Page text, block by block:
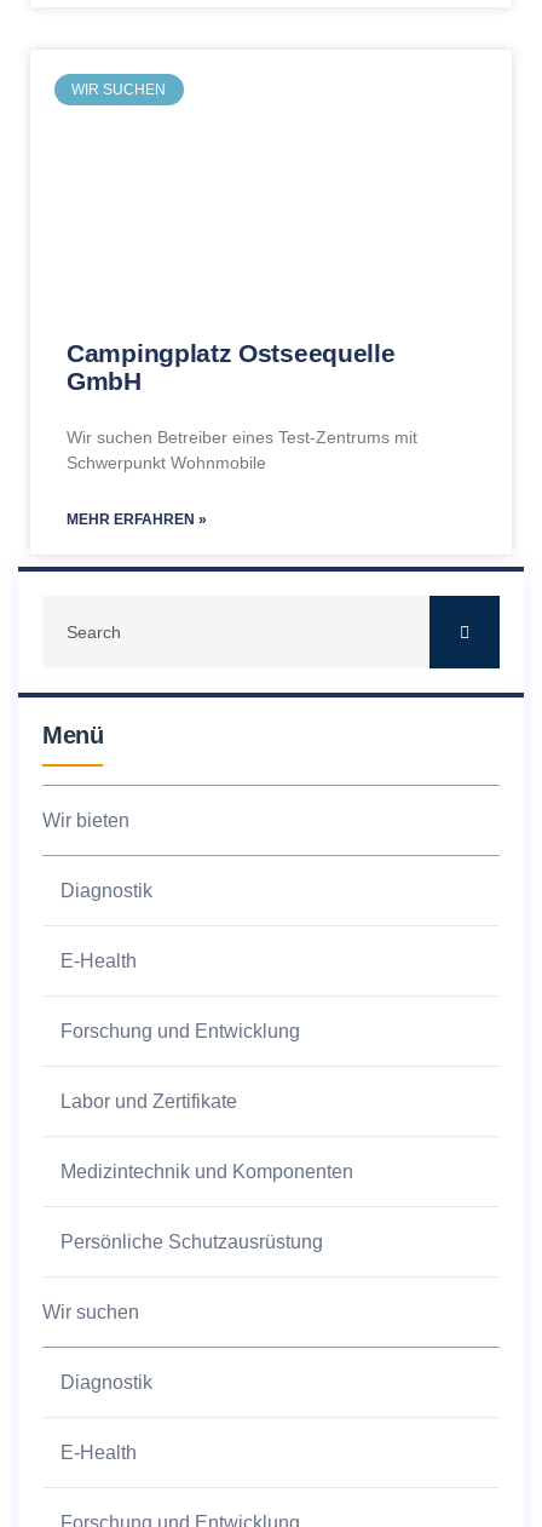
WIR SUCHEN
Campingplatz Ostseequelle
GmbH
Wir suchen Betreiber eines Test-Zentrums mit
Schwerpunkt Wohnmobile
MEHR ERFAHREN »
Menü
Wir bieten
Diagnostik
E-Health
Forschung und Entwicklung
Labor und Zertifikate
Medizintechnik und Komponenten
Persönliche Schutzausrüstung
Wir suchen
Diagnostik
E-Health
Forschung und Entwicklung